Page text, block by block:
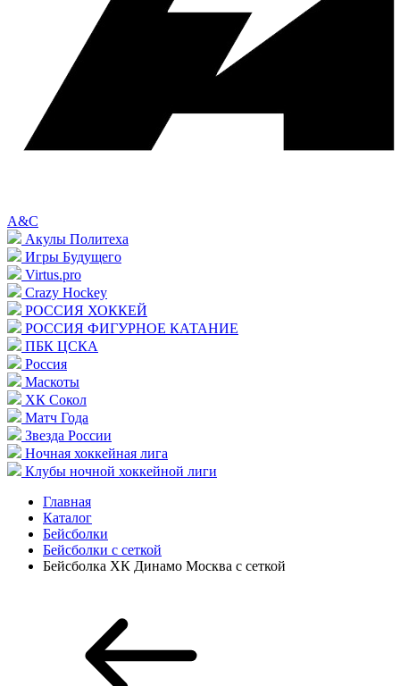
A&C
Акулы Политеха
Игры Будущего
Virtus.pro
Crazy Hockey
РОССИЯ ХОККЕЙ
РОССИЯ ФИГУРНОЕ КАТАНИЕ
ПБК ЦСКА
Россия
Маскоты
ХК Сокол
Матч Года
Звезда России
Ночная хоккейная лига
Клубы ночной хоккейной лиги
Главная
Каталог
Бейсболки
Бейсболки с сеткой
Бейсболка ХК Динамо Москва с сеткой